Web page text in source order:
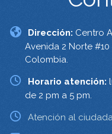
Dirección: Centro
Avenida 2 Norte
Colombia.
Horario atención:
de 2 pm a 5 pm.
Atención al